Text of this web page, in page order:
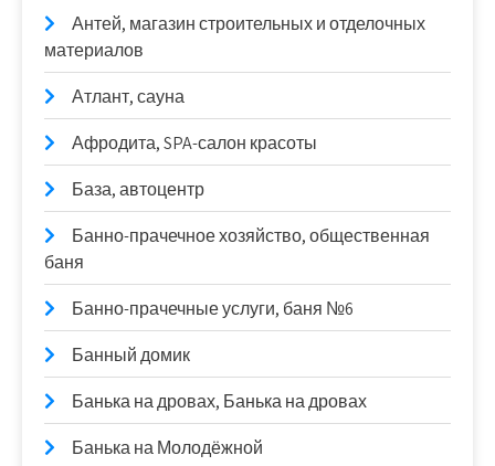
Антей, магазин строительных и отделочных
материалов
Атлант, сауна
Афродита, SPA-салон красоты
База, автоцентр
Банно-прачечное хозяйство, общественная
баня
Банно-прачечные услуги, баня №6
Банный домик
Банька на дровах, Банька на дровах
Банька на Молодёжной